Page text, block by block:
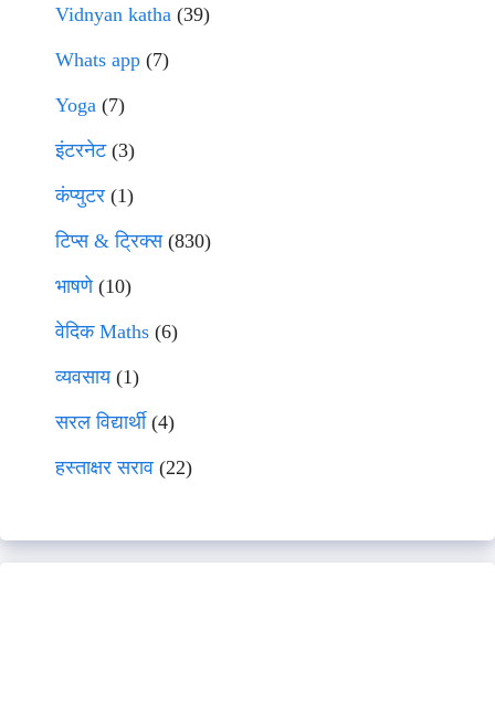
Vidnyan katha (39)
Whats app (7)
Yoga (7)
इंटरनेट(3)
कंप्युटर (1)
टिप्स & ट्रिक्स(830)
भाषणे(10)
वेदिक Maths (6)
व्यवसाय(1)
सरल विद्यार्थी(4)
हस्ताक्षर सराव (22)